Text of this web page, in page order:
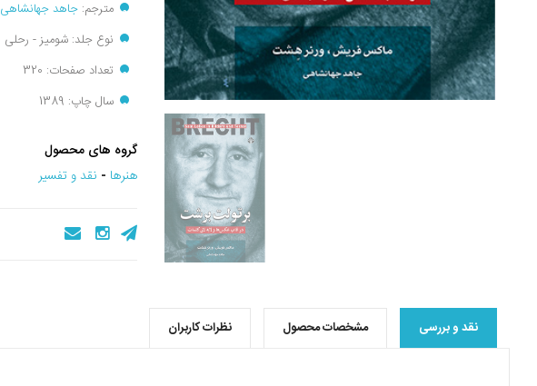
مترجم: جاهد جهانشاهی
نوع جلد: شومیز - رحلی
تعداد صفحات: 320
سال چاپ: 1389
گروه های محصول
هنرها - نقد و تفسير
نقد و بررسی مشخصات محصول نظرات کاربران